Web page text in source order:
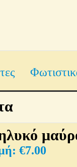
€7.00